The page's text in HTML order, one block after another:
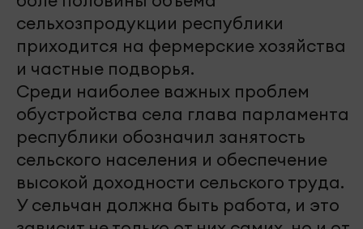
сельхозпродукции республики
приходится на фермерские хозяйства
и частные подворья.
Среди наиболее важных проблем
обустройства села глава парламента
республики обозначил занятость
сельского населения и обеспечение
высокой доходности сельского труда.
У сельчан должна быть работа, и это